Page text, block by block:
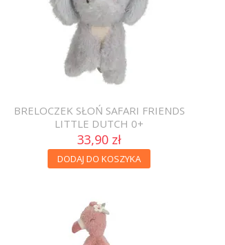
BRELOCZEK SŁOŃ SAFARI FRIENDS
LITTLE DUTCH 0+
33,90 zł
DODAJ DO KOSZYKA